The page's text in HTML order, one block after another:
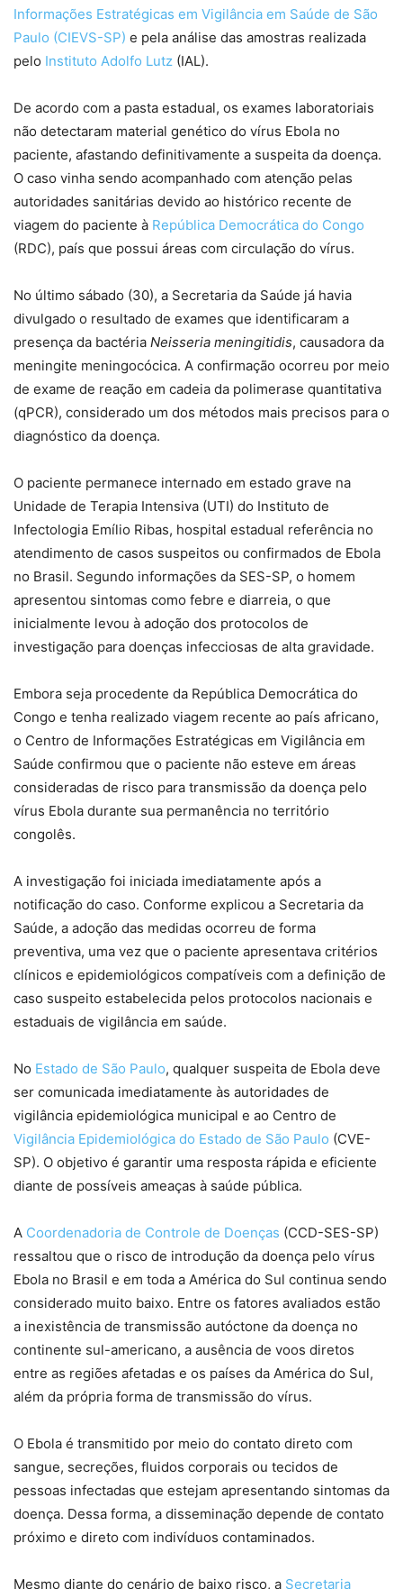
Informações Estratégicas em Vigilância em Saúde de São
Paulo (CIEVS-SP) e pela análise das amostras realizada
pelo Instituto Adolfo Lutz (IAL).
De acordo com a pasta estadual, os exames laboratoriais
não detectaram material genético do vírus Ebola no
paciente, afastando definitivamente a suspeita da doença.
O caso vinha sendo acompanhado com atenção pelas
autoridades sanitárias devido ao histórico recente de
viagem do paciente à República Democrática do Congo
(RDC), país que possui áreas com circulação do vírus.
No último sábado (30), a Secretaria da Saúde já havia
divulgado o resultado de exames que identificaram a
presença da bactéria Neisseria meningitidis, causadora da
meningite meningocócica. A confirmação ocorreu por meio
de exame de reação em cadeia da polimerase quantitativa
(qPCR), considerado um dos métodos mais precisos para o
diagnóstico da doença.
O paciente permanece internado em estado grave na
Unidade de Terapia Intensiva (UTI) do Instituto de
Infectologia Emílio Ribas, hospital estadual referência no
atendimento de casos suspeitos ou confirmados de Ebola
no Brasil. Segundo informações da SES-SP, o homem
apresentou sintomas como febre e diarreia, o que
inicialmente levou à adoção dos protocolos de
investigação para doenças infecciosas de alta gravidade.
Embora seja procedente da República Democrática do
Congo e tenha realizado viagem recente ao país africano,
o Centro de Informações Estratégicas em Vigilância em
Saúde confirmou que o paciente não esteve em áreas
consideradas de risco para transmissão da doença pelo
vírus Ebola durante sua permanência no território
congolês.
A investigação foi iniciada imediatamente após a
notificação do caso. Conforme explicou a Secretaria da
Saúde, a adoção das medidas ocorreu de forma
preventiva, uma vez que o paciente apresentava critérios
clínicos e epidemiológicos compatíveis com a definição de
caso suspeito estabelecida pelos protocolos nacionais e
estaduais de vigilância em saúde.
No Estado de São Paulo, qualquer suspeita de Ebola deve
ser comunicada imediatamente às autoridades de
vigilância epidemiológica municipal e ao Centro de
Vigilância Epidemiológica do Estado de São Paulo (CVE-
SP). O objetivo é garantir uma resposta rápida e eficiente
diante de possíveis ameaças à saúde pública.
A Coordenadoria de Controle de Doenças (CCD-SES-SP)
ressaltou que o risco de introdução da doença pelo vírus
Ebola no Brasil e em toda a América do Sul continua sendo
considerado muito baixo. Entre os fatores avaliados estão
a inexistência de transmissão autóctone da doença no
continente sul-americano, a ausência de voos diretos
entre as regiões afetadas e os países da América do Sul,
além da própria forma de transmissão do vírus.
O Ebola é transmitido por meio do contato direto com
sangue, secreções, fluidos corporais ou tecidos de
pessoas infectadas que estejam apresentando sintomas da
doença. Dessa forma, a disseminação depende de contato
próximo e direto com indivíduos contaminados.
Mesmo diante do cenário de baixo risco, a Secretaria